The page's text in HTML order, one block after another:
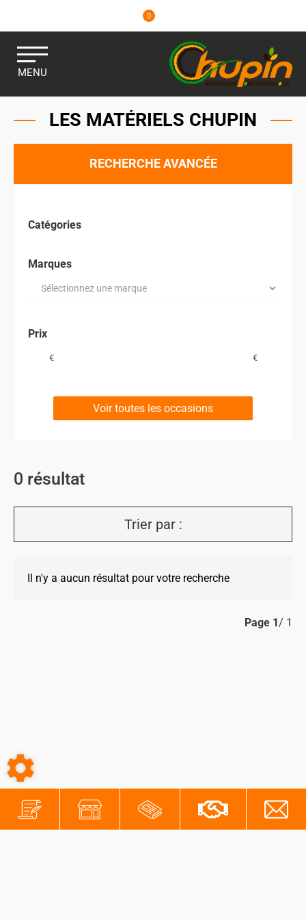
0
MENU
LES MATÉRIELS CHUPIN
RECHERCHE AVANCÉE
Catégories
Marques
Prix
€ €
Voir toutes les occasions
0 résultat
Trier par :
Il n'y a aucun résultat pour votre recherche
Page 1/ 1